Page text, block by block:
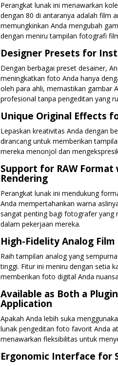
Perangkat lunak ini menawarkan
dengan 80 di antaranya adalah film
memungkinkan Anda mengubah
dengan meniru tampilan fotografi
Designer Presets for
Dengan berbagai preset desainer,
meningkatkan foto Anda hanya
oleh para ahli, memastikan gambar
profesional tanpa pengeditan yang
Unique Original Effects
Lepaskan kreativitas Anda dengan
dirancang untuk memberikan
mereka menonjol dan
Support for RAW
Rendering
Perangkat lunak ini mendukung
Anda mempertahankan warna
sangat penting bagi fotografer yang
dalam pekerjaan mereka.
High-Fidelity Analog Film
Raih tampilan analog yang
tinggi. Fitur ini meniru dengan setia
memberikan foto digital Anda
Available as Both a
Application
Apakah Anda lebih suka
lunak pengeditan foto favorit Anda
menawarkan fleksibilitas untuk
Ergonomic Interface for